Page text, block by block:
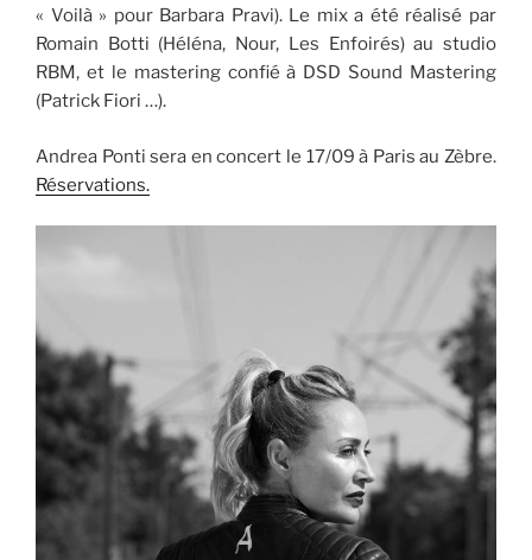
« Voilà » pour Barbara Pravi). Le mix a été réalisé par
Romain Botti (Héléna, Nour, Les Enfoirés) au studio
RBM, et le mastering confié à DSD Sound Mastering
(Patrick Fiori …).
Andrea Ponti sera en concert le 17/09 à Paris au Zèbre.
Réservations.